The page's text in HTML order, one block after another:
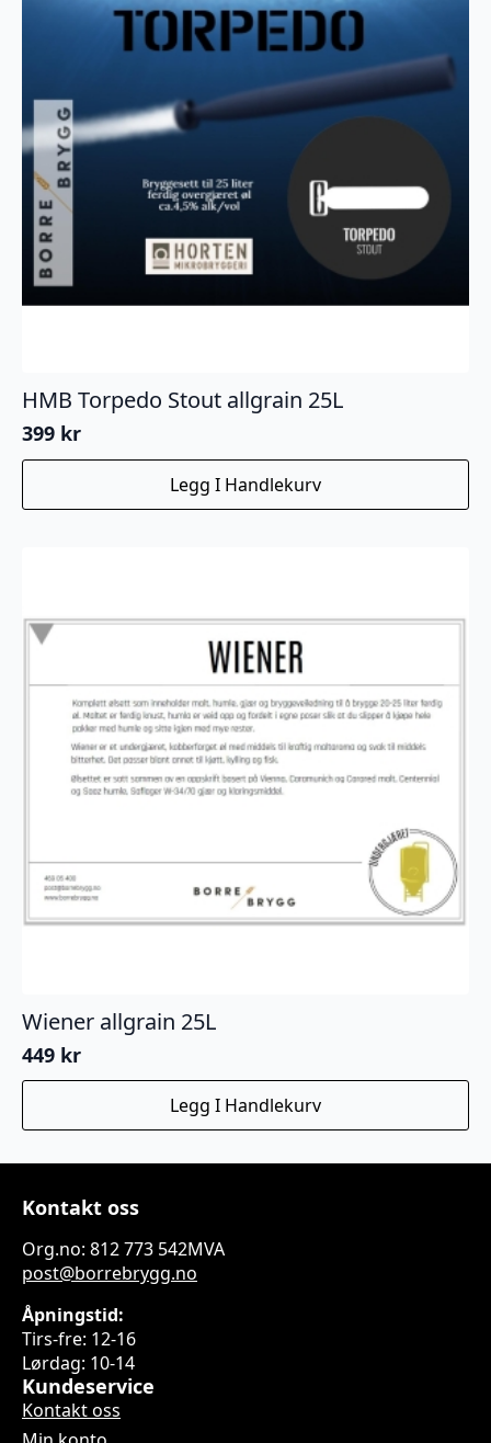
HMB Torpedo Stout allgrain 25L
399 kr
Legg I Handlekurv
Wiener allgrain 25L
449 kr
Legg I Handlekurv
Kontakt oss
Org.no: 812 773 542MVA
post@borrebrygg.no
Åpningstid:
Tirs-fre: 12-16
Lørdag: 10-14
Kundeservice
Kontakt oss